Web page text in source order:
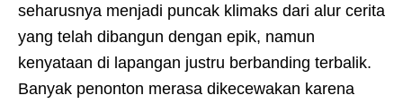
seharusnya menjadi puncak klimaks dari alur cerita
yang telah dibangun dengan epik, namun
kenyataan di lapangan justru berbanding terbalik.
Banyak penonton merasa dikecewakan karena